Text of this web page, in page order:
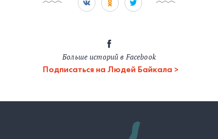
Больше историй в Facebook
Подписаться на Людей Байкала